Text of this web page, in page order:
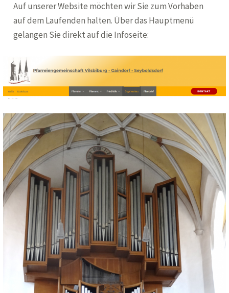
Auf unserer Website möchten wir Sie zum Vorhaben
auf dem Laufenden halten. Über das Hauptmenü
gelangen Sie direkt auf die Infoseite: